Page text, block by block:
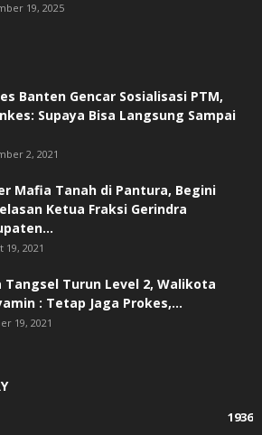
19, 2025
Banten Gencar Sosialisasi PTM,
Supaya Bisa Langsung Sampai
2, 2021
Mafia Tanah di Pantura, Begini
Ketua Fraksi Gerindra
19, 2021
Tangsel Turun Level 2, Walikota
: Tetap Jaga Prokes,...
19, 2021
1936